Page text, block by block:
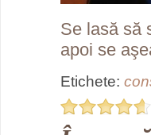
Se lasă să
apoi se
Etichete: